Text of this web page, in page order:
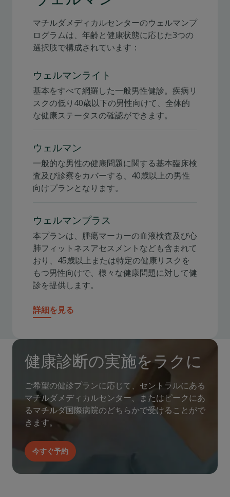
マチルダメディカルセンターのウェルマンプ
ログラムは、年齢と健康状態に応じた3つの
選択肢で構成されています：
ウェルマンライト
基本をすべて網羅した一般男性健診。疾病リ
スクの低り40歳以下の男性向けて、全体的
な健康ステータスの確認ができます。
ウェルマン
一般的な男性の健康問題に関する基本臨床検
査及び診察をカバーする、40歳以上の男性
向けプランとなります。
ウェルマンプラス
本プランは、腫瘍マーカーの血液検査及び心
肺フィットネスアセスメントなども含まれて
おり、45歳以上または特定の健康リスクを
もつ男性向けで、様々な健康問題に対して健
診を提供します。
詳細を見る
健康診断の実施をラクに
ご希望の健診プランに応じて、セントラルにある
マチルダメディカルセンター、またはピークにあ
るマチルダ国際病院のどちらかで受けることがで
きます。
今すぐ予約